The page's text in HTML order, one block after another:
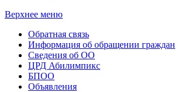
Верхнее меню
Обратная связь
Информация об обращении граждан
Сведения об ОО
ЦРД Абилимпикс
БПОО
Объявления